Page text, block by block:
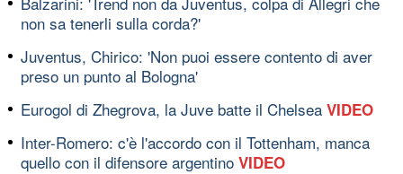
non sa tenerli sulla corda?'
Juventus, Chirico: 'Non puoi essere contento di aver
preso un punto al Bologna'
Eurogol di Zhegrova, la Juve batte il Chelsea VIDEO
Inter-Romero: c'è l'accordo con il Tottenham, manca
quello con il difensore argentino VIDEO